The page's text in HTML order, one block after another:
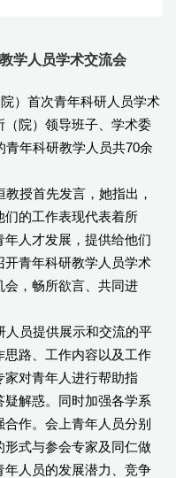
学人员学术交流会
）首次青年科研人员学术
院）领导班子、学术委
青年科研教学人员共70余
授首先发言，她指出，
的工作表现代表着所
年人才发展，提供给他们
青年科研教学人员学术
，畅所欲言、共同进
员提供展示和交流的平
路、工作内容以及工作
对青年人进行帮助指
解惑。同时加强各学系
作。会上青年人员分别
式与参会专家及同仁做
人员的发展潜力、竞争